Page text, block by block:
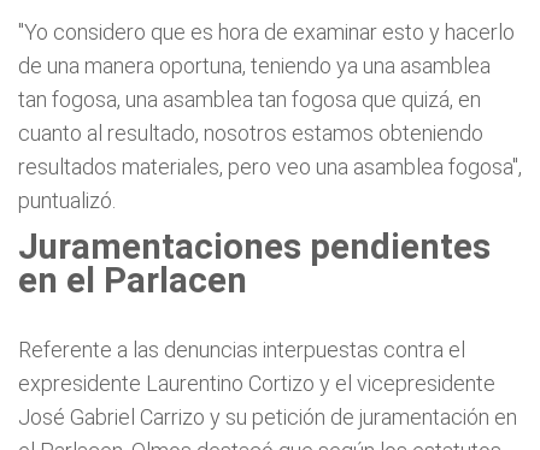
"Yo considero que es hora de examinar esto y hacerlo
de una manera oportuna, teniendo ya una asamblea
tan fogosa, una asamblea tan fogosa que quizá, en
cuanto al resultado, nosotros estamos obteniendo
resultados materiales, pero veo una asamblea fogosa",
puntualizó.
Juramentaciones pendientes
en el Parlacen
Referente a las denuncias interpuestas contra el
expresidente Laurentino Cortizo y el vicepresidente
José Gabriel Carrizo y su petición de juramentación en